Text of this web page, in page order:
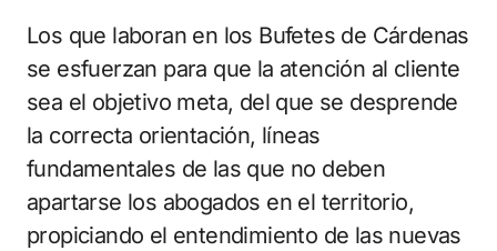
Los que laboran en los Bufetes de Cárdenas
se esfuerzan para que la atención al cliente
sea el objetivo meta, del que se desprende
la correcta orientación, líneas
fundamentales de las que no deben
apartarse los abogados en el territorio,
propiciando el entendimiento de las nuevas